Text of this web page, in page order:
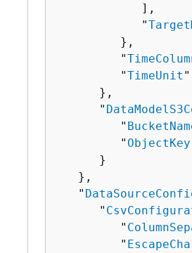
            ],
            "
         },
         "
         "
TimeUnit
      },
      "
         "
         "
ObjectKey
      }
   },
   "
      "
         "
         "